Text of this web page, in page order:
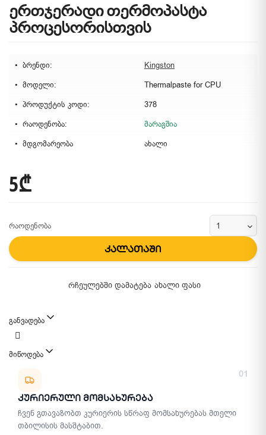
ერთჯერადი თერმოპასტა
პროცესორისთვის
ბრენდი:
Kingston
მოდელი:
Thermalpaste for CPU
პროდუქტის კოდი:
378
რაოდენობა:
მარაგშია
მდგომარეობა
ახალი
5₾
რაოდენობა
კალათაში
რჩეულებში დამატება ახალი ფასი
განვადება
მიწოდება
01
Კურიერული Მომსახურება
ჩვენ გთავაზობთ კურიერის სწრაფ მომსახურებას მთელი
თბილისის მასშტაბით.